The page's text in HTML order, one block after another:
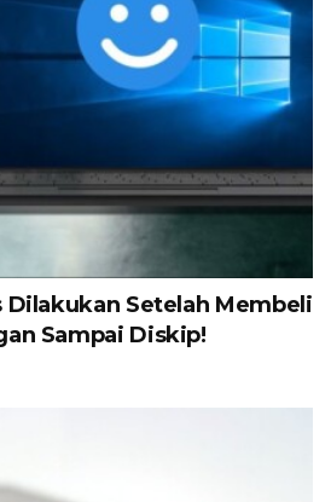
Dilakukan Setelah Membeli
Sampai Diskip!